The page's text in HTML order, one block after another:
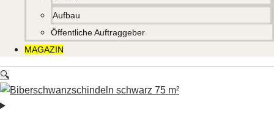
Aufbau
Öffentliche Auftraggeber
MAGAZIN
🔍